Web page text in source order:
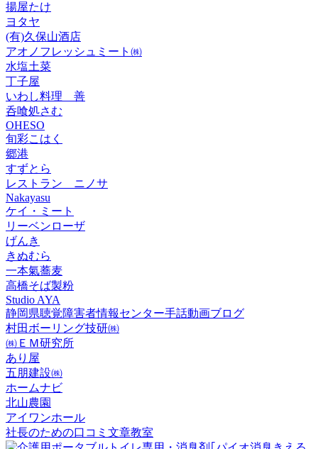
揚屋たけ
ヨタヤ
(有)久保山酒店
アオノフレッシュミート㈱
水塩土菜
丁子屋
いわし料理 善
呑喰処さむ
OHESO
旬彩こはく
郷港
すずとら
レストラン ニノサ
Nakayasu
ケイ・ミート
リーベンローザ
げんき
きぬむら
一本氣蕎麦
高橋そば製粉
Studio AYA
静岡県聴覚障害者情報センター手話動画ブログ
村田ボーリング技研㈱
㈱ＥＭ研究所
あり屋
五朋建設㈱
ホームナビ
北山農園
アイワンホール
社長のための口コミ文章教室